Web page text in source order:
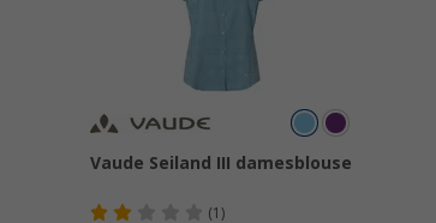
Vaude Seiland III damesblouse
(1)